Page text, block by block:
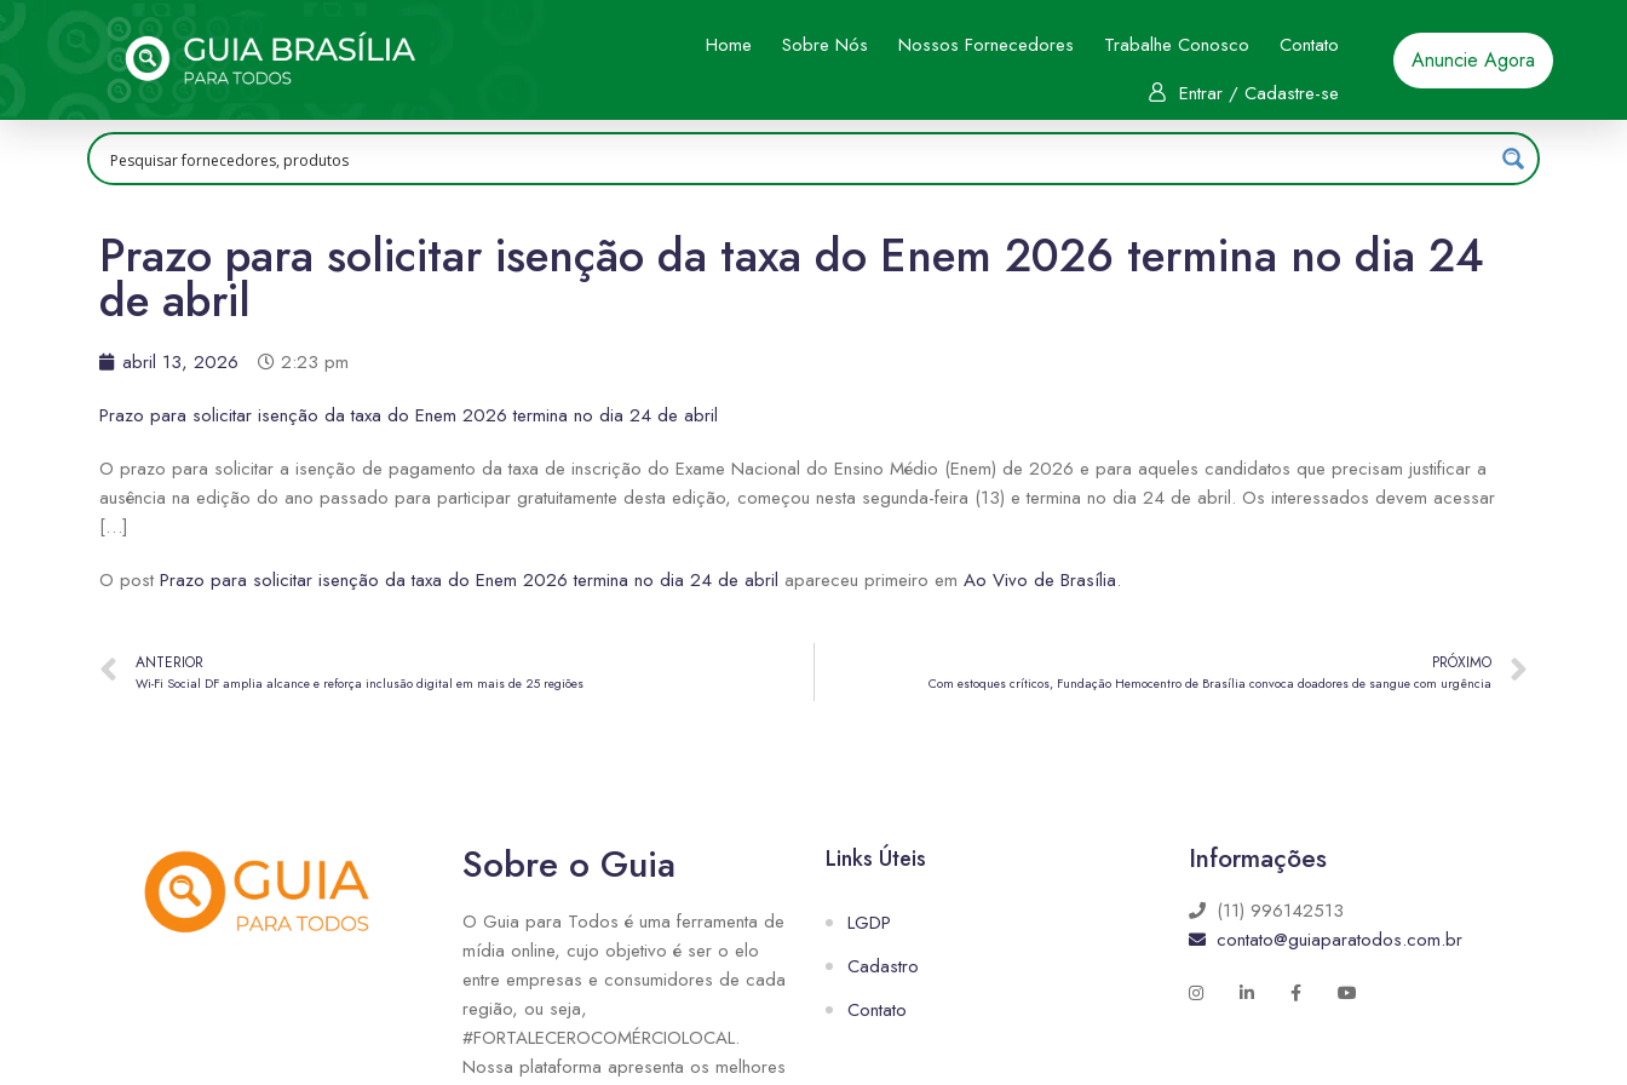
Home Sobre Nós Nossos Fornecedores Trabalhe Conosco
Contato
Entrar / Cadastre-se
Anuncie Agora
Prazo para solicitar isenção da taxa do Enem 2026 termina no dia 24
de abril
abril 13, 2026
2:23 pm
Prazo para solicitar isenção da taxa do Enem 2026 termina no dia 24 de abril
O prazo para solicitar a isenção de pagamento da taxa de inscrição do Exame Nacional do Ensino Médio (Enem) de 2026 e para aqueles candidatos que precisam justificar a
ausência na edição do ano passado para participar gratuitamente desta edição, começou nesta segunda-feira (13) e termina no dia 24 de abril. Os interessados devem acessar
[…]
O post Prazo para solicitar isenção da taxa do Enem 2026 termina no dia 24 de abril apareceu primeiro em Ao Vivo de Brasília.
ANTERIOR
Wi-Fi Social DF amplia alcance e reforça inclusão digital em mais de 25 regiões
PRÓXIMO
Com estoques críticos, Fundação Hemocentro de Brasília convoca doadores de sangue com urgência
Sobre o Guia
O Guia para Todos é uma ferramenta de
mídia online, cujo objetivo é ser o elo
entre empresas e consumidores de cada
região, ou seja,
#FORTALECEROCOMÉRCIOLOCAL.
Nossa plataforma apresenta os melhores
Links Úteis
LGDP
Cadastro
Contato
Informações
(11) 996142513
contato@guiaparatodos.com.br